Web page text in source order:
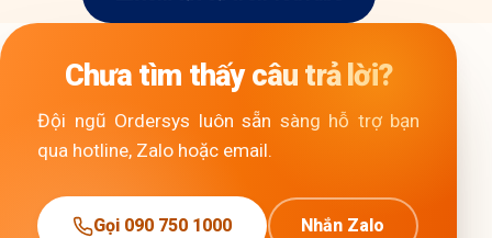
Chưa tìm thấy câu trả lời?
Đội ngũ Ordersys luôn sẵn sàng hỗ trợ bạn
qua hotline, Zalo hoặc email.
Gọi 090 750 1000 Nhắn Zalo